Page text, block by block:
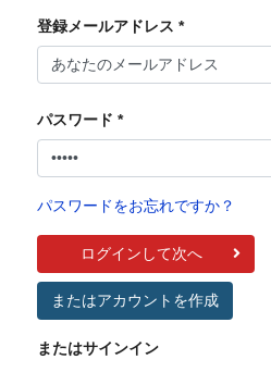
登録メールアドレス *
パスワード *
パスワードをお忘れですか？
ログインして次へ
またはアカウントを作成
またはサインイン